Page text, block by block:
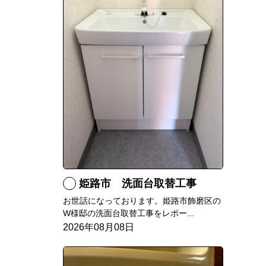
姫路市 洗面台取替工事
お世話になっております。姫路市飾磨区の
W様邸の洗面台取替工事をレポー...
2026年08月08日